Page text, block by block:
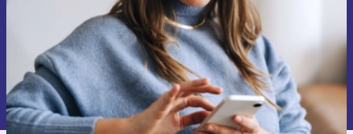
Zatraži kupon
Informacije o korištenju osobnih podataka možeš pronaći u našim
Pravilima privatnosti.